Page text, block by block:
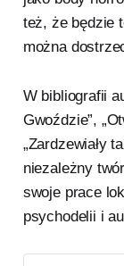
też, że będzie
można
W bibliografii
Gwoździe”,
„Zardzewiały
niezależny
swoje prace
psychodelii i